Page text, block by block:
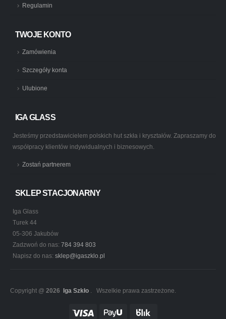
Regulamin
TWOJE KONTO
Zamówienia
Szczegóły konta
Ulubione
IGA GLASS
Jesteśmy przedstawicielem polskich hut szkła i kryształów. Zapraszamy do
współpracy klientów indywidualnych i biznesowych.
Zostań partnerem
SKLEP STACJONARNY
Iga Glass
Turek 44
05-306 Jakubów
Zadzwoń do nas: 784 394 803
Napisz do nas: sklep@igaszklo.pl
Copyright @ 2026 Iga Szkło . Wszelkie prawa zastrzeżone.